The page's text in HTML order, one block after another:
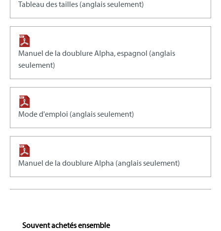
Tableau des tailles (anglais seulement)
Manuel de la doublure Alpha, espagnol (anglais
seulement)
Mode d'emploi (anglais seulement)
Manuel de la doublure Alpha (anglais seulement)
Skip product gallery
Souvent achetés ensemble